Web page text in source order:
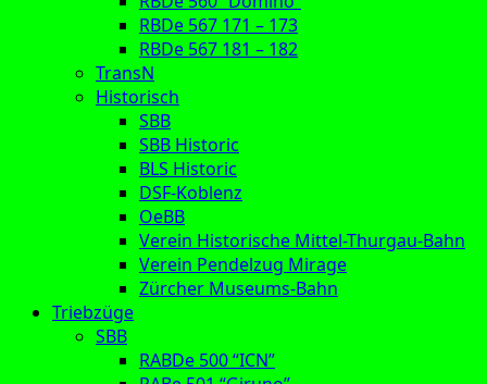
RBDe 567 171 – 173
RBDe 567 181 – 182
TransN
Historisch
SBB
SBB Historic
BLS Historic
DSF-Koblenz
OeBB
Verein Historische Mittel-Thurgau-Bahn
Verein Pendelzug Mirage
Zürcher Museums-Bahn
Triebzüge
SBB
RABDe 500 “ICN”